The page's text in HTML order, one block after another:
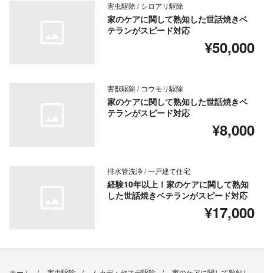
害虫駆除 / シロアリ駆除
家のケアに関して熟知した世話焼きベ
テランがスピード対応
¥50,000
害獣駆除 / コウモリ駆除
家のケアに関して熟知した世話焼きベ
テランがスピード対応
¥8,000
排水管洗浄 / 一戸建て住宅
経験10年以上！家のケアに関して熟知
した世話焼きベテランがスピード対応
¥17,000